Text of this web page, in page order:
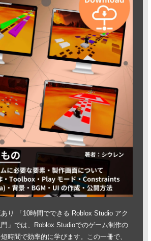
り 「10時間でできる Roblox Studio アク
」では、Roblox Studioでのゲーム制作の
時間で効率的に学びます。この一冊で、